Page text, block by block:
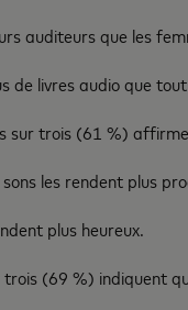
auditeurs que les
de livres audio que
sur trois (61 %)
les rendent plus
plus heureux.
trois (69 %) indiquent